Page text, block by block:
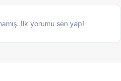
İlk yorumu sen yap!